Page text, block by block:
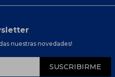
nuestras novedades!
SUSCRIBIRME